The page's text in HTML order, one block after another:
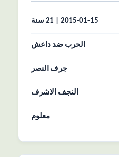
2015-01-15 | 21 سنة
الحرب ضد داعش
جرف النصر
النجف الاشرف
معلوم